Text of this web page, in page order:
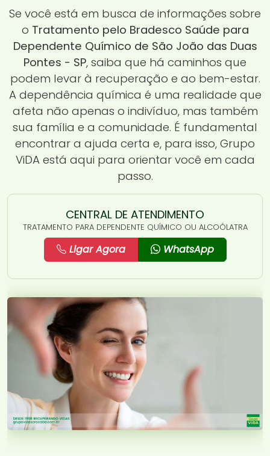
Se você está em busca de informações sobre
o Tratamento pelo Bradesco Saúde para
Dependente Químico de São João das Duas
Pontes - SP, saiba que há caminhos que
podem levar à recuperação e ao bem-estar.
A dependência química é uma realidade que
afeta não apenas o indivíduo, mas também
sua família e a comunidade. É fundamental
encontrar a ajuda certa e, para isso, Grupo
ViDA está aqui para orientar você em cada
passo.
CENTRAL DE ATENDIMENTO
TRATAMENTO PARA DEPENDENTE QUÍMICO OU ALCOÓLATRA
Ligar Agora WhatsApp